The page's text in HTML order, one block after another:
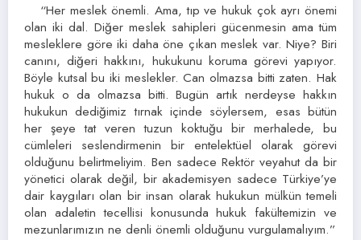
“Her meslek önemli. Ama, tıp ve hukuk çok ayrı önemi
olan iki dal. Diğer meslek sahipleri gücenmesin ama tüm
mesleklere göre iki daha öne çıkan meslek var. Niye? Biri
canını, diğeri hakkını, hukukunu koruma görevi yapıyor.
Böyle kutsal bu iki meslekler. Can olmazsa bitti zaten. Hak
hukuk o da olmazsa bitti. Bugün artık nerdeyse hakkın
hukukun dediğimiz tırnak içinde söylersem, esas bütün
her şeye tat veren tuzun koktuğu bir merhalede, bu
cümleleri seslendirmenin bir entelektüel olarak görevi
olduğunu belirtmeliyim. Ben sadece Rektör veyahut da bir
yönetici olarak değil, bir akademisyen sadece Türkiye’ye
dair kaygıları olan bir insan olarak hukukun mülkün temeli
olan adaletin tecellisi konusunda hukuk fakültemizin ve
mezunlarımızın ne denli önemli olduğunu vurgulamalıyım.”